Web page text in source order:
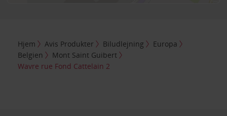
Hjem Avis Produkter Biludlejning
Europa
Belgien
Mont Saint Guibert
Wavre rue Fond Cattelain 2